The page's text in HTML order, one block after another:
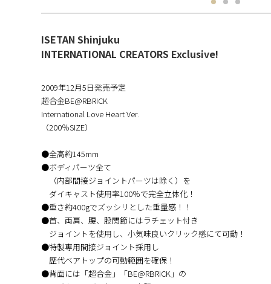
ISETAN Shinjuku
INTERNATIONAL CREATORS Exclusive!
2009年12月5日発売予定
超合金BE@RBRICK
International Love Heart Ver.
（200％SIZE）
●全高約145mm
●ボディパーツ全て
（内部間接ジョイントパーツは除く）を
ダイキャスト使用率100％で完全立体化！
●重さ約400gでズッシリとした重量感！！
●首、両肩、腰、股関節にはラチェット付き
ジョイントを使用し、小気味良いクリック感にて可動！
●特製専用間接ジョイント採用し
歴代ベアトップの可動範囲を確保！
●背面には「超合金」「BE@RBRICK」の